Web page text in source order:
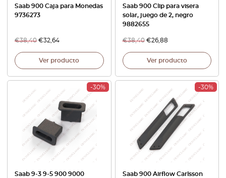
Saab 900 Caja para Monedas
9736273
€38,40 €32,64
Ver producto
Saab 900 Clip para visera
solar, juego de 2, negro
9882655
€38,40 €26,88
Ver producto
-30%
Saab 9-3 9-5 900 9000
-30%
Saab 900 Airflow Carlsson